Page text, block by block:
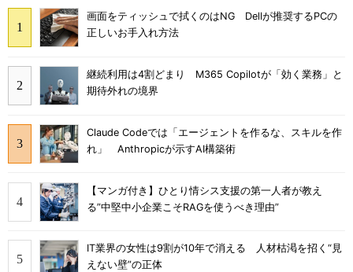
画面をティッシュで拭くのはNG Dellが推奨するPCの
正しいお手入れ方法
継続利用は4割どまり M365 Copilotが「効く業務」と
期待外れの境界
Claude Codeでは「エージェントを作るな、スキルを作
れ」 Anthropicが示すAI構築術
【マンガ付き】ひとり情シス支援の第一人者が教え
る”中堅中小企業こそRAGを使うべき理由”
IT業界の女性は9割が10年で消える 人材枯渇を招く“見
えない壁”の正体